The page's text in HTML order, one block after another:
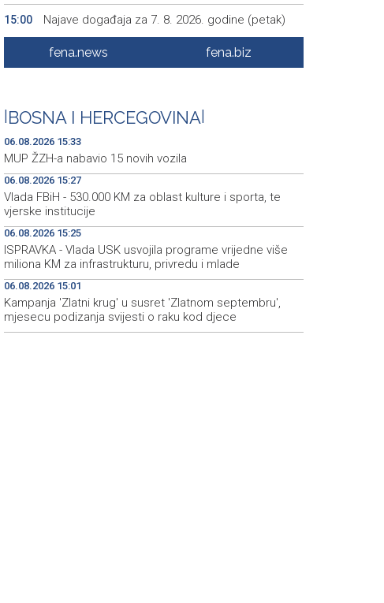
15:00 Najave događaja za 7. 8. 2026. godine (petak)
Većina Amerikanaca protivi se ratu na Bliskom
istoku
parties, coalition KM 18,500
fena.news fena.biz
BOSNA I HERCEGOVINA
06.08.2026 15:33
MUP ŽZH-a nabavio 15 novih vozila
06.08.2026 15:27
Vlada FBiH - 530.000 KM za oblast kulture i sporta, te
vjerske institucije
06.08.2026 15:25
ISPRAVKA - Vlada USK usvojila programe vrijedne više
miliona KM za infrastrukturu, privredu i mlade
06.08.2026 15:01
Kampanja 'Zlatni krug' u susret 'Zlatnom septembru',
mjesecu podizanja svijesti o raku kod djece